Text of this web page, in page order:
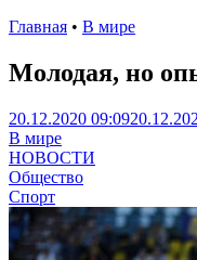
Главная • В мире
Молодая, но
20.12.2020 09:09
В мире
НОВОСТИ
Общество
Спорт